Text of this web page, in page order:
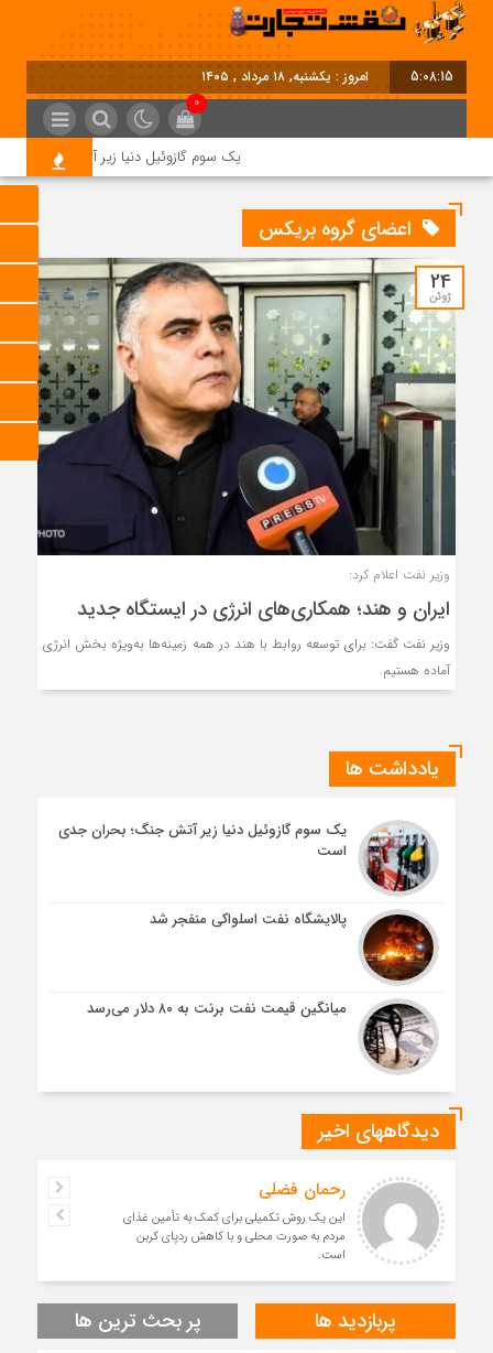
5:08:16 امروز : یکشنبه, ۱۸ مرداد , ۱۴۰۵
0
یک سوم گازوئیل دنیا زیر آتش جنگ؛
اعضای گروه بریکس
24
ژوئن
وزیر نفت اعلام کرد:
ایران و هند؛ همکاری‌های انرژی در ایستگاه جدید
وزیر نفت گفت: برای توسعه روابط با هند در همه زمینه‌ها به‌ویژه بخش انرژی
آماده هستیم.
یادداشت ها
یک سوم گازوئیل دنیا زیر آتش جنگ؛ بحران جدی
است
پالایشگاه نفت اسلواکی منفجر شد
میانگین قیمت نفت برنت به ۸۰ دلار می‌رسد
دیدگاههای اخیر
رحمان فضلی
این یک روش تکمیلی برای کمک به تأمین غذای
مردم به صورت محلی و با کاهش ردپای کربن
است.
پربازدید ها پر بحث ترین ها